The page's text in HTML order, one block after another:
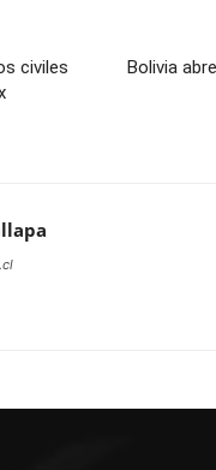
civiles
Bolivia